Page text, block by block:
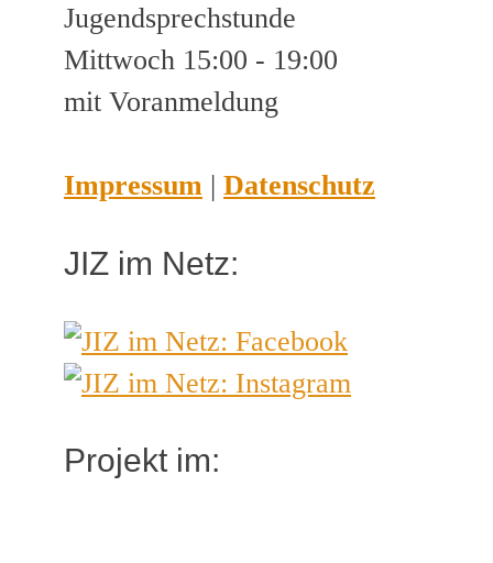
Jugendsprechstunde
Mittwoch 15:00 - 19:00
mit Voranmeldung
Impressum | Datenschutz
JIZ im Netz:
Projekt im: